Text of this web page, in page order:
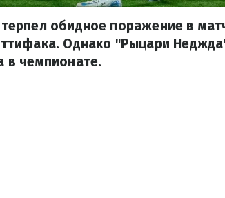
обидное поражение в
Однако "Рыцари
в чемпионате.